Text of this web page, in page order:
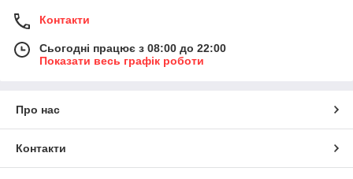
Контакти
Сьогодні працює з 08:00 до 22:00
Показати весь графік роботи
Про нас
Контакти